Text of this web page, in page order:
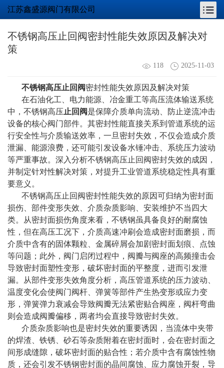
江苏鑫盛源阀门有限公司
不锈钢高压止回阀密封性能失效原因及解决对
策
118 2025-11-03
不锈钢高压止回阀密封性能失效原因及解决对策
在石油化工、电力能源、冶金重工等高压流体输送系统
中，不锈钢高压 止回阀是保障介质单向流动、防止逆流冲击
设备的核心阀门部件。其密封性能直接关系到管道系统的运
行安全性与介质输送效率，一旦密封失效，不仅会造成介质
泄漏、能源浪费，还可能引发设备水锤冲击、系统压力波动
等严重事故。深入分析不锈钢高压止回阀密封失效的成因，
并制定针对性解决对策，对提升工业管道系统稳定性具有重
要意义。
不锈钢高压止回阀密封性能失效的原因可归纳为密封面
损伤、部件变形失效、介质杂质影响、安装维护不当四大
类。从密封面损伤角度来看，不锈钢虽具备良好的耐腐蚀
性，但在高压工况下，介质高速冲刷会造成密封面磨损，而
介质中含有的固体颗粒、金属碎屑会加剧密封面划痕、点蚀
等问题；此外，阀门启闭过程中，阀瓣与阀座的高频撞击会
导致密封面塑性变形，破坏密封面的平整度，进而引发泄
漏。从部件变形失效角度分析，高压管道系统的压力波动、
温度变化会使阀门阀杆、弹簧等部件产生热变形或应力变
形，弹簧弹力衰减会导致阀瓣无法紧密贴合阀座，阀杆弯曲
则会造成阀瓣偏移，两者均会直接导致密封失效。
介质杂质影响也是密封失效的重要诱因，当流体中夹带
的焊渣、铁锈、砂石等杂质附着在密封面时，会在密封面之
间形成缝隙，破坏密封面的贴合性；若介质中含有腐蚀性物
质，还会引发不锈钢密封面的晶间腐蚀、应力腐蚀开裂，导